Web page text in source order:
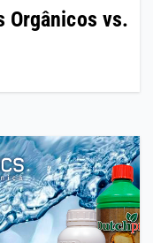
Orgânicos vs.